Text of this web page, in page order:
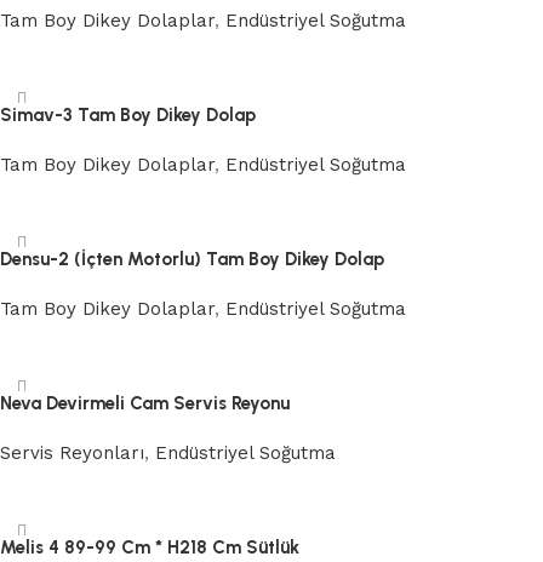
Tam Boy Dikey Dolaplar, Endüstriyel Soğutma
Simav-3 Tam Boy Dikey Dolap
Tam Boy Dikey Dolaplar, Endüstriyel Soğutma
Densu-2 (İçten Motorlu) Tam Boy Dikey Dolap
Tam Boy Dikey Dolaplar, Endüstriyel Soğutma
Neva Devirmeli Cam Servis Reyonu
Servis Reyonları, Endüstriyel Soğutma
Melis 4 89-99 Cm * H218 Cm Sütlük